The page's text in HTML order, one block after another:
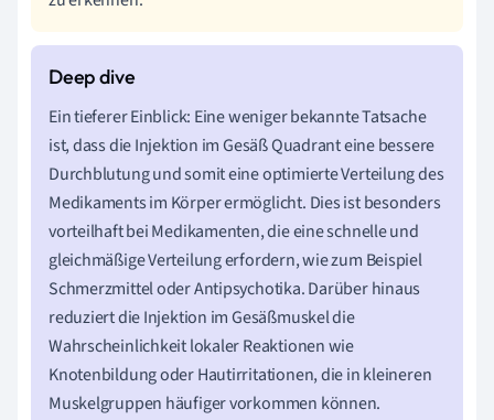
Ein tieferer Einblick: Eine weniger bekannte Tatsache
ist, dass die Injektion im Gesäß Quadrant eine bessere
Durchblutung und somit eine optimierte Verteilung des
Medikaments im Körper ermöglicht. Dies ist besonders
vorteilhaft bei Medikamenten, die eine schnelle und
gleichmäßige Verteilung erfordern, wie zum Beispiel
Schmerzmittel oder Antipsychotika. Darüber hinaus
reduziert die Injektion im Gesäßmuskel die
Wahrscheinlichkeit lokaler Reaktionen wie
Knotenbildung oder Hautirritationen, die in kleineren
Muskelgruppen häufiger vorkommen können.